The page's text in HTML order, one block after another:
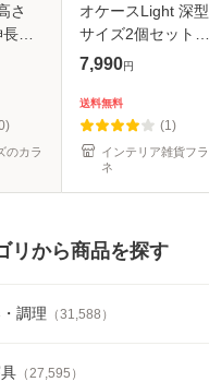
さ
式
袋
シン
のカラ
オケースLight 深型
サイズ2個セット｜
2枚組 布団収納袋
ゼット 衣替え 入れ
替え ベルオアシス
帝人
7,990円
送料無料
(1)
インテリア雑貨フラ
ネ
リから商品を探す
調理 （31,588 ）
（27,595 ）